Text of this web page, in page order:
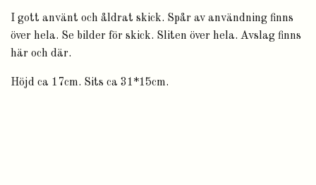
I gott använt och åldrat skick. Spår av användning finns
över hela. Se bilder för skick. Sliten över hela. Avslag finns
här och där.
Höjd ca 17cm. Sits ca 31*15cm.